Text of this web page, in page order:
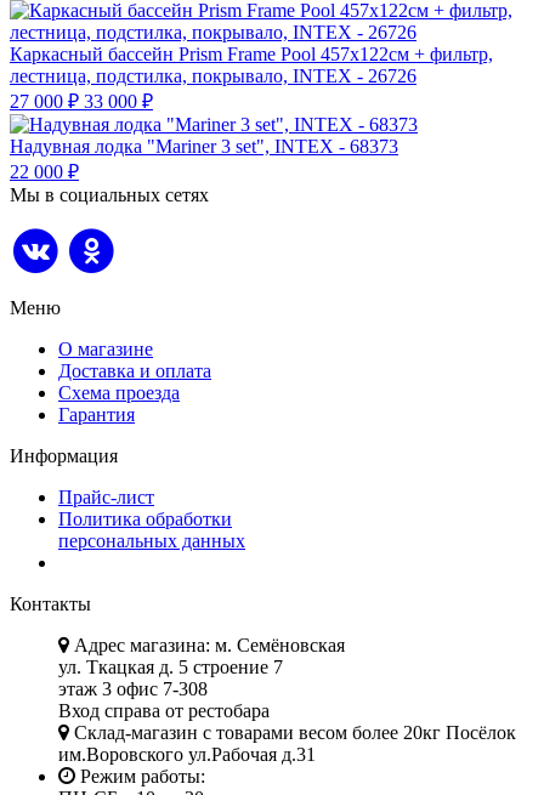
Каркасный бассейн Prism Frame Pool 457х122см + фильтр,
лестница, подстилка, покрывало, INTEX - 26726
27 000 ₽ 33 000 ₽
Надувная лодка "Mariner 3 set", INTEX - 68373
22 000 ₽
Мы в социальных сетях
Меню
О магазине
Доставка и оплата
Схема проезда
Гарантия
Информация
Прайс-лист
Политика обработки
персональных данных
Контакты
Адрес магазина: м. Семёновская
ул. Ткацкая д. 5 строение 7
этаж 3 офис 7-308
Вход справа от рестобара
Склад-магазин с товарами весом более 20кг Посёлок
им.Воровского ул.Рабочая д.31
Режим работы: